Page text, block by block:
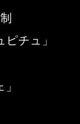
チュ」